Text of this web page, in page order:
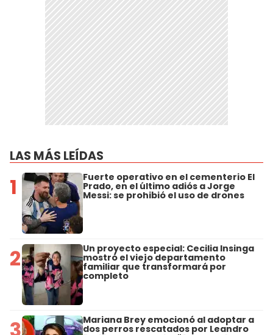
LAS MÁS LEÍDAS
1 Fuerte operativo en el cementerio El
Prado, en el último adiós a Jorge
Messi: se prohibió el uso de drones
2 Un proyecto especial: Cecilia Insinga
mostró el viejo departamento
familiar que transformará por
completo
Mariana Brey emocionó al adoptar a
dos perros rescatados por Leandro